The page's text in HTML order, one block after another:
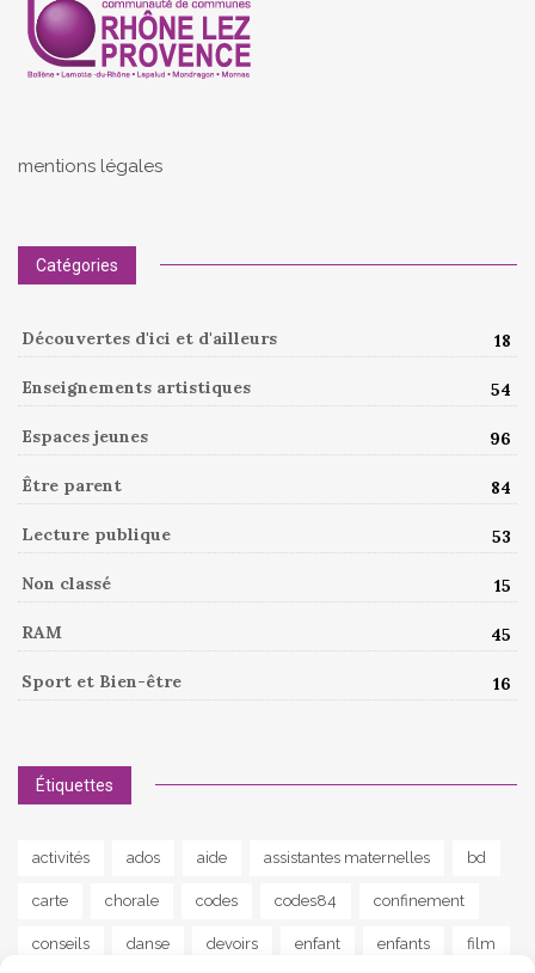
mentions légales
Catégories
Découvertes d'ici et d'ailleurs 18
Enseignements artistiques 54
Espaces jeunes 96
Être parent 84
Lecture publique 53
Non classé 15
RAM 45
Sport et Bien-être 16
Étiquettes
activités ados aide assistantes maternelles bd
carte chorale codes codes84 confinement
conseils danse devoirs enfant enfants film